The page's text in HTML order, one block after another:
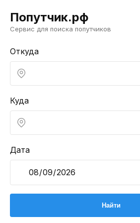
Попутчик.рф
Сервис для поиска попутчиков
Откуда
Куда
Дата